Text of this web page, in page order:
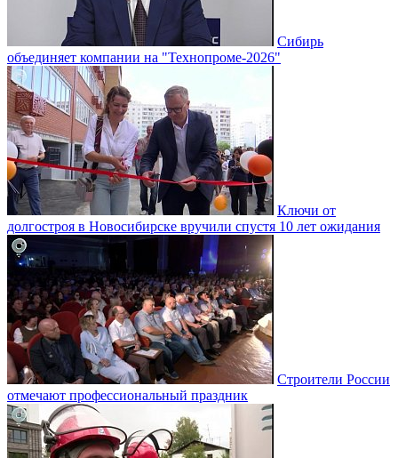
Сибирь
объединяет компании на "Технопроме-2026"
Ключи от
долгостроя в Новосибирске вручили спустя 10 лет ожидания
Строители России
отмечают профессиональный праздник